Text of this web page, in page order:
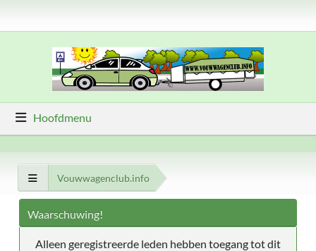
Hoofdmenu
Vouwwagenclub.info
Waarschuwing!
Alleen geregistreerde leden hebben toegang tot dit